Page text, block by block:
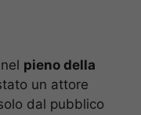
pieno della
un attore
dal pubblico